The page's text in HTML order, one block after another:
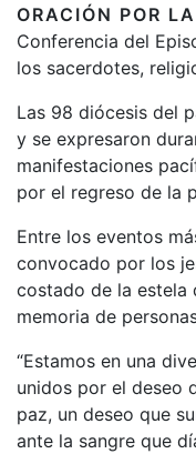
ORACIÓN POR
Conferencia del
los sacerdotes,
Las 98 diócesis del
y se expresaron
manifestaciones
por el regreso de la
Entre los eventos
convocado por los
costado de la estela
memoria de
“Estamos en una
unidos por el deseo
paz, un deseo que
ante la sangre que